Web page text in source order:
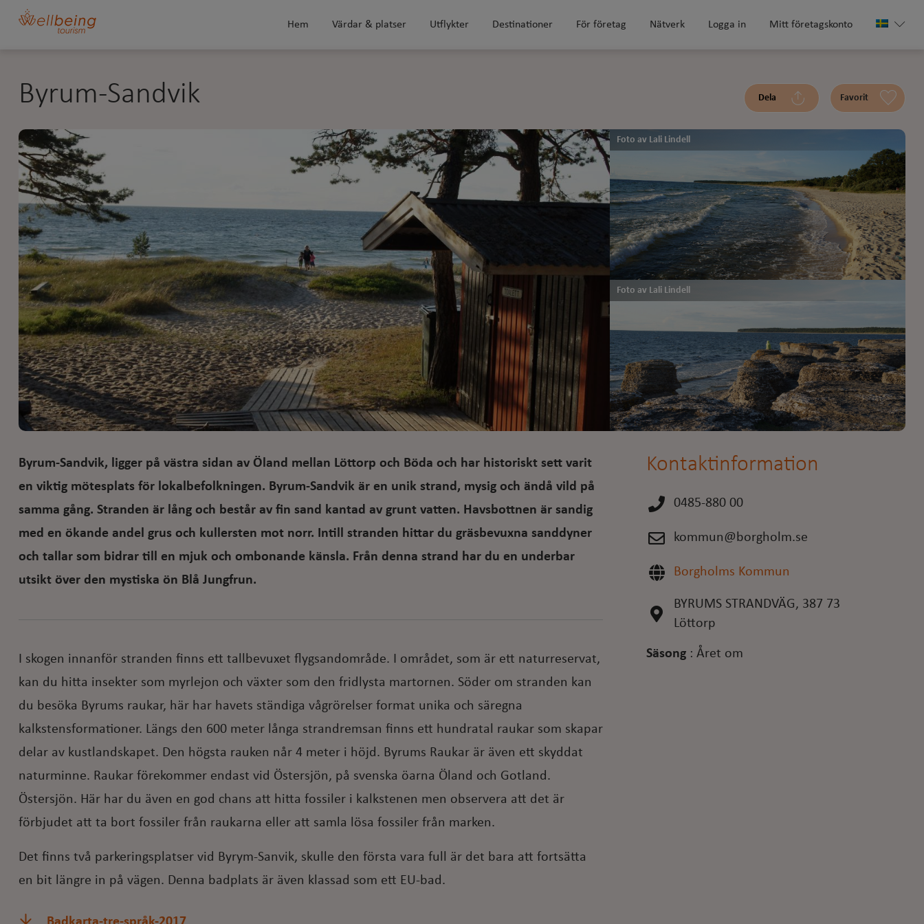
Hem Värdar & platser Utflykter Destinationer För företag Nätverk Logga in Mitt företagskonto
Byrum-Sandvik Dela Favorit
Foto av Lali Lindell
Foto av Lali Lindell
Byrum-Sandvik, ligger på västra sidan av Öland mellan Löttorp och Böda och har historiskt sett varit
en viktig mötesplats för lokalbefolkningen. Byrum-Sandvik är en unik strand, mysig och ändå vild på
samma gång. Stranden är lång och består av fin sand kantad av grunt vatten. Havsbottnen är sandig
med en ökande andel grus och kullersten mot norr. Intill stranden hittar du gräsbevuxna sanddyner
och tallar som bidrar till en mjuk och ombonande känsla. Från denna strand har du en underbar
utsikt över den mystiska ön Blå Jungfrun.
I skogen innanför stranden finns ett tallbevuxet flygsandområde. I området, som är ett naturreservat,
kan du hitta insekter som myrlejon och växter som den fridlysta martornen. Söder om stranden kan
du besöka Byrums raukar, här har havets ständiga vågrörelser format unika och säregna
kalkstensformationer. Längs den 600 meter långa strandremsan finns ett hundratal raukar som skapar
delar av kustlandskapet. Den högsta rauken når 4 meter i höjd. Byrums Raukar är även ett skyddat
naturminne. Raukar förekommer endast vid Östersjön, på svenska öarna Öland och Gotland.
Östersjön. Här har du även en god chans att hitta fossiler i kalkstenen men observera att det är
förbjudet att ta bort fossiler från raukarna eller att samla lösa fossiler från marken.
Det finns två parkeringsplatser vid Byrym-Sanvik, skulle den första vara full är det bara att fortsätta
en bit längre in på vägen. Denna badplats är även klassad som ett EU-bad.
Kontaktinformation
0485-880 00
kommun@borgholm.se
Borgholms Kommun
BYRUMS STRANDVÄG, 387 73
Löttorp
Säsong : Året om